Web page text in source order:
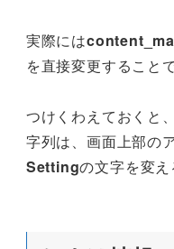
実際には
を直接変更すること
つけくわえておくと、
字列は、画面上部の
Settingの文字を変え